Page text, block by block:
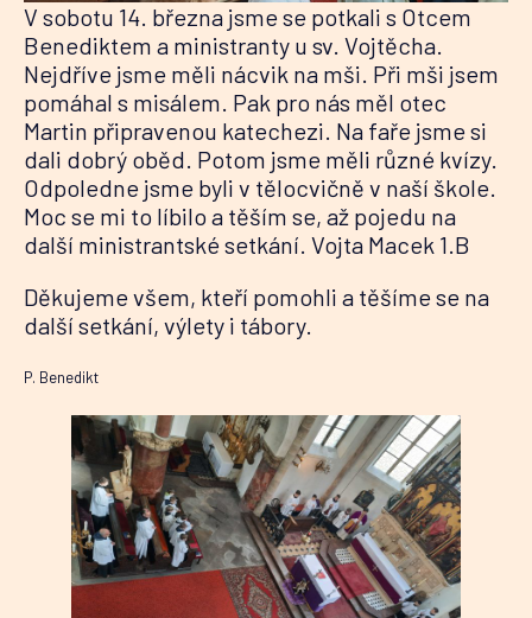
V sobotu 14. března jsme se potkali s Otcem
Benediktem a ministranty u sv. Vojtěcha.
Nejdříve jsme měli nácvik na mši. Při mši jsem
pomáhal s misálem. Pak pro nás měl otec
Martin připravenou katechezi. Na faře jsme si
dali dobrý oběd. Potom jsme měli různé kvízy.
Odpoledne jsme byli v tělocvičně v naší škole.
Moc se mi to líbilo a těším se, až pojedu na
další ministrantské setkání. Vojta Macek 1.B
Děkujeme všem, kteří pomohli a těšíme se na
další setkání, výlety i tábory.
P. Benedikt